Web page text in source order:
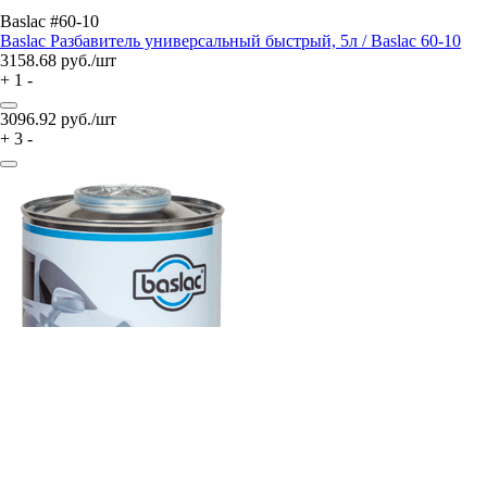
Baslac #60-10
Baslac Разбавитель универсальный быстрый, 5л / Baslac 60-10
3158.68 руб./шт
+ 1 -
3096.92 руб./шт
+ 3 -